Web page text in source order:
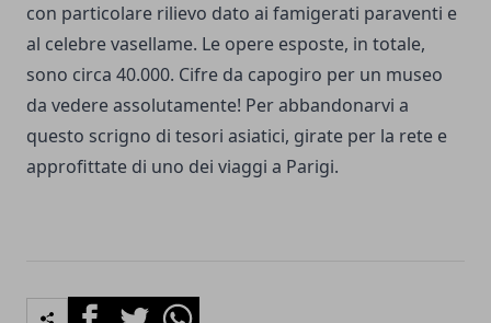
con particolare rilievo dato ai famigerati paraventi e
al celebre vasellame. Le opere esposte, in totale,
sono circa 40.000. Cifre da capogiro per un museo
da vedere assolutamente! Per abbandonarvi a
questo scrigno di tesori asiatici, girate per la rete e
approfittate di uno dei viaggi a Parigi.
FacebookTwitterWhatsapp